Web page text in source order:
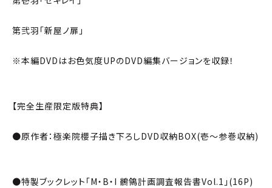
第弐羽「新屋ノ扉」
※本編DVDはお色気度UPのDVD編集バージョンを収録！
【完全生産限定版特典】
●原作者：極楽院櫻子描き下ろしDVD収納BOX(壱〜参巻収納)
●特製ブックレット「M・B・I 鶺鴒計画調査報告書Vol.1」(16P)